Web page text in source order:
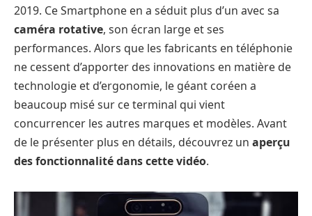
2019. Ce Smartphone en a séduit plus d’un avec sa
caméra rotative, son écran large et ses
performances. Alors que les fabricants en téléphonie
ne cessent d’apporter des innovations en matière de
technologie et d’ergonomie, le géant coréen a
beaucoup misé sur ce terminal qui vient
concurrencer les autres marques et modèles. Avant
de le présenter plus en détails, découvrez un aperçu
des fonctionnalité dans cette vidéo.